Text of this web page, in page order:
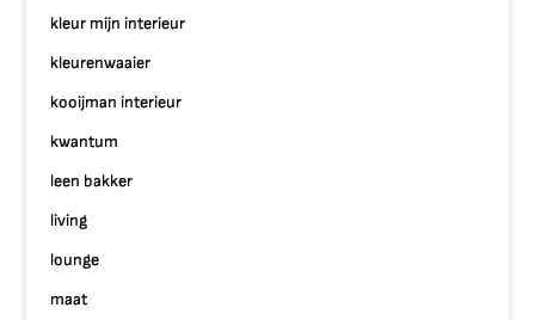
kleur mijn interieur
kleurenwaaier
kooijman interieur
kwantum
leen bakker
living
lounge
maat